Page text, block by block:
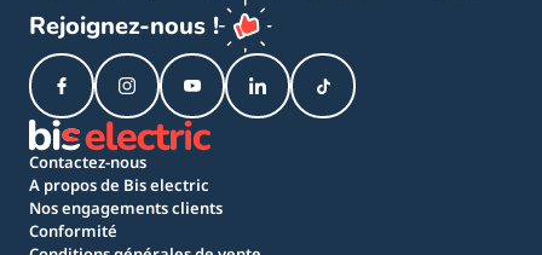
Rejoignez-nous !
Contactez-nous
A propos de Bis electric
Nos engagements clients
Conformité